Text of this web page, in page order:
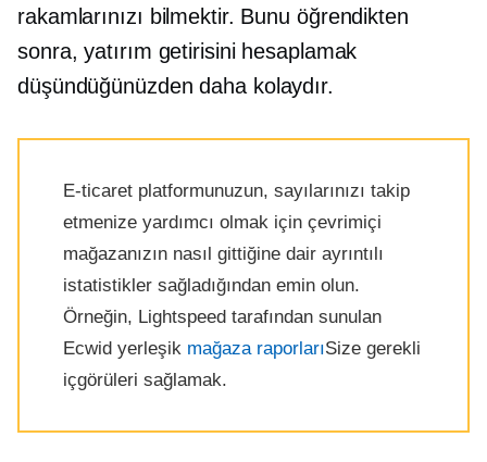
rakamlarınızı bilmektir. Bunu öğrendikten
sonra, yatırım getirisini hesaplamak
düşündüğünüzden daha kolaydır.
E-ticaret platformunuzun, sayılarınızı takip
etmenize yardımcı olmak için çevrimiçi
mağazanızın nasıl gittiğine dair ayrıntılı
istatistikler sağladığından emin olun.
Örneğin, Lightspeed tarafından sunulan
Ecwid yerleşik mağaza raporlarıSize gerekli
içgörüleri sağlamak.